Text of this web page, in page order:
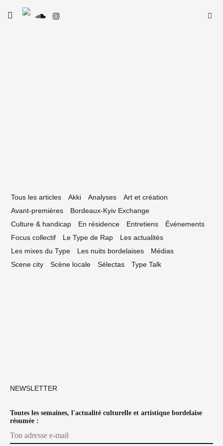
Skip
toggle
Tous les articles Akki Analyses
Art et création
Avant-premières
Bordeaux-Kyiv Exchange
Culture & handicap
En résidence Entretiens
Événements
Focus collectif
Le Type de Rap
Les actualités
Les mixes du Type
Les nuits bordelaises
Médias
Scene city
Scène locale Sélectas Type Talk
NEWSLETTER
Toutes les semaines, l'actualité culturelle et artistique bordelaise
résumée :